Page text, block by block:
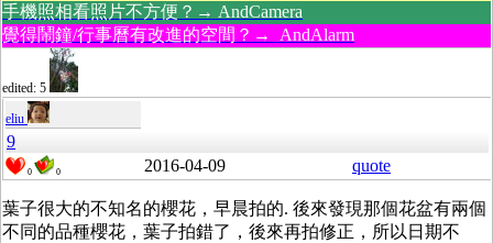
手機照相看照片不方便？→ AndCamera
覺得鬧鐘/行事曆有改進的空間？→ AndAlarm
edited: 5
eliu
9
0 0 2016-04-09 quote
葉子很大的不知名的櫻花，早晨拍的. 後來發現那個花盆有兩個
不同的品種櫻花，葉子拍錯了，後來再拍修正，所以日期不